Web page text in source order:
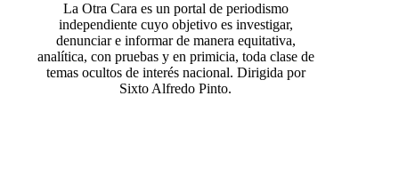
La Otra Cara es un portal de periodismo
independiente cuyo objetivo es investigar,
denunciar e informar de manera equitativa,
analítica, con pruebas y en primicia, toda clase de
temas ocultos de interés nacional. Dirigida por
Sixto Alfredo Pinto.